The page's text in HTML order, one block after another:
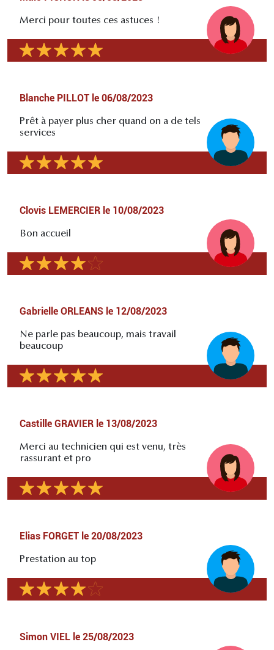
Merci pour toutes ces astuces !
Blanche PILLOT le 06/08/2023
Prêt à payer plus cher quand on a de tels
services
Clovis LEMERCIER le 10/08/2023
Bon accueil
Gabrielle ORLEANS le 12/08/2023
Ne parle pas beaucoup, mais travail
beaucoup
Castille GRAVIER le 13/08/2023
Merci au technicien qui est venu, très
rassurant et pro
Elias FORGET le 20/08/2023
Prestation au top
Simon VIEL le 25/08/2023